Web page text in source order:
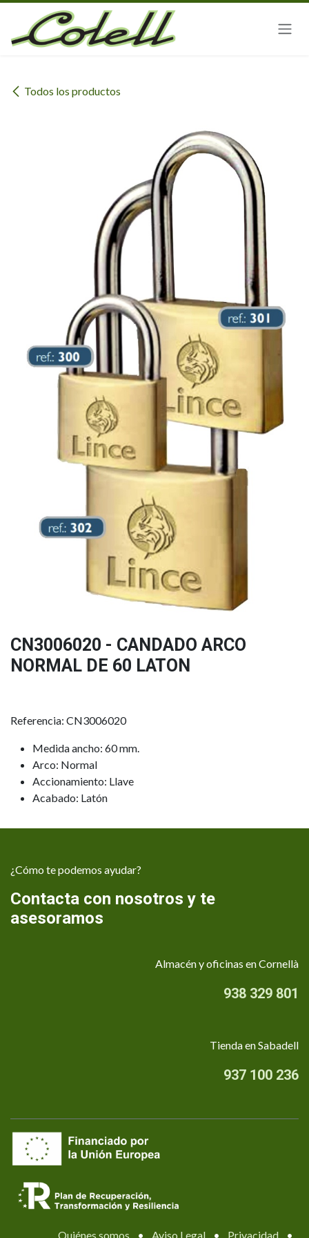
Ir al contenido
Todos los productos
CN3006020 - CANDADO ARCO
NORMAL DE 60 LATON
Referencia: CN3006020
Medida ancho: 60 mm.
Arco: Normal
Accionamiento: Llave
Acabado: Latón
¿Cómo te podemos ayudar?
Contacta con nosotros y te
asesoramos
Almacén y oficinas en Cornellà
938 329 801
Tienda en Sabadell
937 100 236
Quiénes somos • Aviso Legal • Privacidad •